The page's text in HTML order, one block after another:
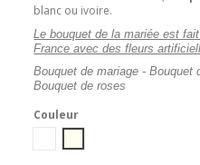
blanc ou ivoire.
Le bouquet de la mariée est
France avec des fleurs
Bouquet de mariage - Bouquet
Bouquet de roses
Couleur